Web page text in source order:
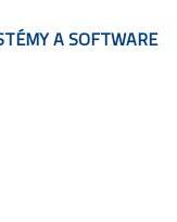
PL EN
A SOFTWARE